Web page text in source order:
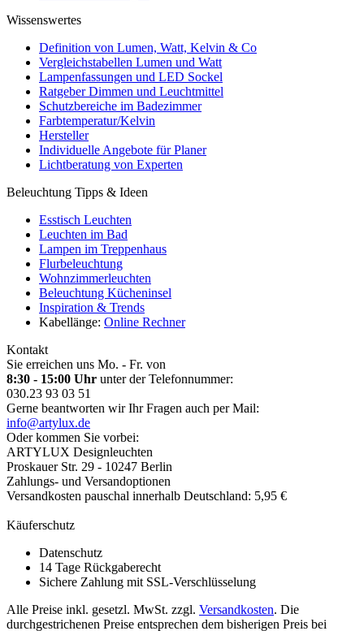
Wissenswertes
Definition von Lumen, Watt, Kelvin & Co
Vergleichstabellen Lumen und Watt
Lampenfassungen und LED Sockel
Ratgeber Dimmen und Leuchtmittel
Schutzbereiche im Badezimmer
Farbtemperatur/Kelvin
Hersteller
Individuelle Angebote für Planer
Lichtberatung von Experten
Beleuchtung Tipps & Ideen
Esstisch Leuchten
Leuchten im Bad
Lampen im Treppenhaus
Flurbeleuchtung
Wohnzimmerleuchten
Beleuchtung Kücheninsel
Inspiration & Trends
Kabellänge: Online Rechner
Kontakt
Sie erreichen uns Mo. - Fr. von
8:30 - 15:00 Uhr unter der Telefonnummer:
030.23 93 03 51
Gerne beantworten wir Ihr Fragen auch per Mail:
info@artylux.de
Oder kommen Sie vorbei:
ARTYLUX Designleuchten
Proskauer Str. 29 - 10247 Berlin
Zahlungs- und Versandoptionen
Versandkosten pauschal innerhalb Deutschland: 5,95 €
Käuferschutz
Datenschutz
14 Tage Rückgaberecht
Sichere Zahlung mit SSL-Verschlüsselung
Alle Preise inkl. gesetzl. MwSt. zzgl. Versandkosten. Die
durchgestrichenen Preise entsprechen dem bisherigen Preis bei